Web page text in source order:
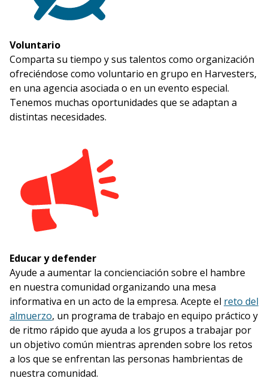
Voluntario
Comparta su tiempo y sus talentos como organización
ofreciéndose como voluntario en grupo en Harvesters,
en una agencia asociada o en un evento especial.
Tenemos muchas oportunidades que se adaptan a
distintas necesidades.
Educar y defender
Ayude a aumentar la concienciación sobre el hambre
en nuestra comunidad organizando una mesa
informativa en un acto de la empresa. Acepte el reto del
almuerzo, un programa de trabajo en equipo práctico y
de ritmo rápido que ayuda a los grupos a trabajar por
un objetivo común mientras aprenden sobre los retos
a los que se enfrentan las personas hambrientas de
nuestra comunidad.